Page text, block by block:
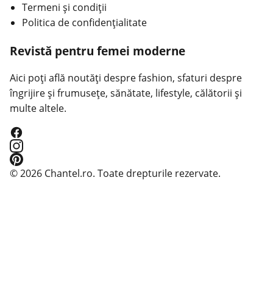
Termeni și condiții
Politica de confidențialitate
Revistă pentru femei moderne
Aici poți află noutăți despre fashion, sfaturi despre
îngrijire și frumusețe, sănătate, lifestyle, călătorii și
multe altele.
© 2026 Chantel.ro. Toate drepturile rezervate.